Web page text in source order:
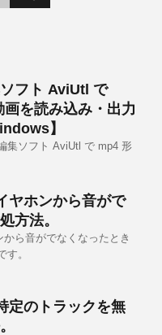
フト AviUtl で
を読み込み・出力
】
集ソフト AviUtl で mp4 形
ヤホンから音がで
方法。
ら音がでなくなったとき
す。
定のトラックを無